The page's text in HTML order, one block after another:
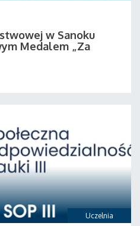
w Sanoku
Medalem „Za
Uczelnia